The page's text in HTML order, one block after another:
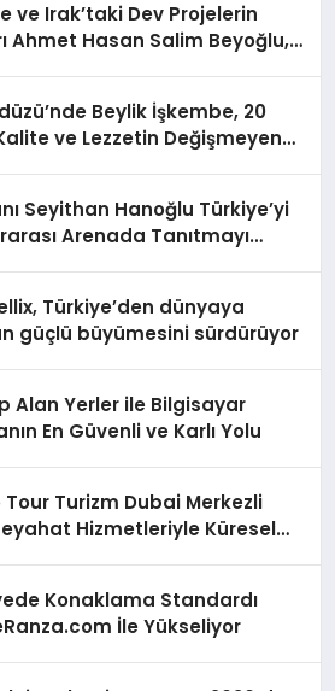
ve Irak’taki Dev Projelerin
Ahmet Hasan Salim Beyoğlu,
GeçirecekBeylik İşkembe, 20
Kalite ve Lezzetin Değişmeyen
Seyithan Hanoğlu Türkiye’yi
Arenada Tanıtmayı
Türkiye’den dünyaya
güçlü büyümesini sürdürüyor
Alan Yerler ile Bilgisayar
En Güvenli ve Karlı Yolu
Turizm Dubai Merkezli
Hizmetleriyle Küresel
Konaklama Standardı
İle Yükseliyor